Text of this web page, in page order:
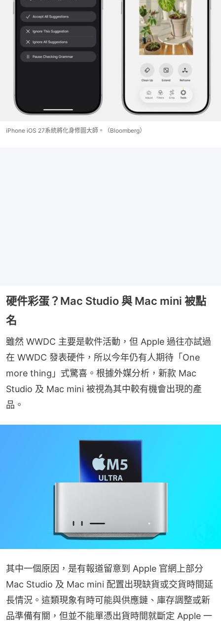
iPhone iOS 27系統將化身修圖大師。（Bloomberg）
硬件彩蛋？Mac Studio 與 Mac mini 被點
名
雖然 WWDC 主要是軟件活動，但 Apple 過往亦試過
在 WWDC 發表硬件，所以今年仍有人期待「One
more thing」式驚喜。根據外媒分析，新款 Mac
Studio 及 Mac mini 被視為其中較有機會出現的產
品。
其中一個原因，是有報道留意到 Apple 官網上部分
Mac Studio 及 Mac mini 配置出現缺貨或交貨時間延
長情況。這類現象有時可能與供應鏈、庫存調整或新
品準備有關，但並不能單憑出貨時間就斷定 Apple 一